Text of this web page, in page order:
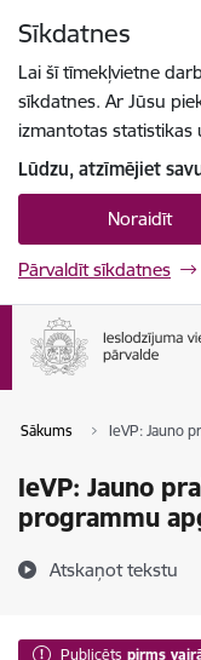
Sīkdatnes
Lai šī tīmekļvietne
sīkdatnes. Ar Jūsu
izmantotas statistikas
Lūdzu, atzīmējiet
Noraidīt
Pārvaldīt sīkdatnes
Sākums IeVP: Jauno
IeVP: Jauno
programmu
Atskaņot tekstu
Publicēts pirms